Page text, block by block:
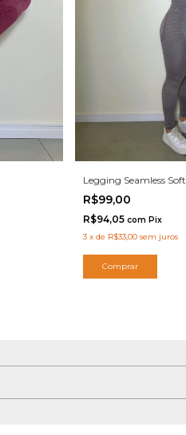
Legging Seamless Soft
R$99,00
R$94,05 com Pix
3 x de R$33,00 sem juros
Comprar